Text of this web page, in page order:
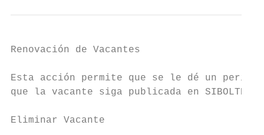
Renovación de Vacantes
Esta acción permite que se le dé un
que la vacante siga publicada en SIBOLTRA.
Eliminar Vacante